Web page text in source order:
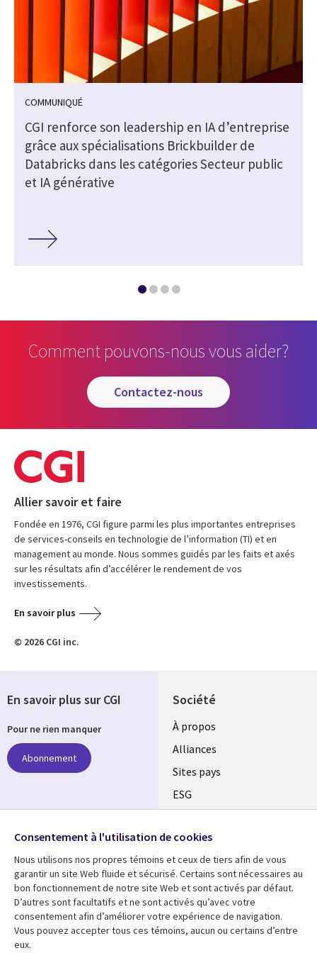
COMMUNIQUÉ
CGI renforce son leadership en IA d’entreprise
grâce aux spécialisations Brickbuilder de
Databricks dans les catégories Secteur public
et IA générative
Comment pouvons-nous vous aider?
contactez-nous
Allier savoir et faire
Fondée en 1976, CGI figure parmi les plus importantes entreprises
de services-conseils en technologie de l’information (TI) et en
management au monde. Nous sommes guidés par les faits et axés
sur les résultats afin d’accélérer le rendement de vos
investissements.
En savoir plus
© 2026 CGI inc.
Société
À propos
Alliances
Sites pays
ESG
Fusions
Salle de presse
Ressources Support
En savoir plus sur CGI
Pour ne rien manquer
Abonnement
Suivez-nous
Social
Media
Global
FR
Consentement à l'utilisation de cookies
Nous utilisons nos propres témoins et ceux de tiers afin de vous
garantir un site Web fluide et sécurisé. Certains sont nécessaires au
bon fonctionnement de notre site Web et sont activés par défaut.
D’autres sont facultatifs et ne sont activés qu’avec votre
consentement afin d’améliorer votre expérience de navigation.
Vous pouvez accepter tous ces témoins, aucun ou certains d’entre
eux.